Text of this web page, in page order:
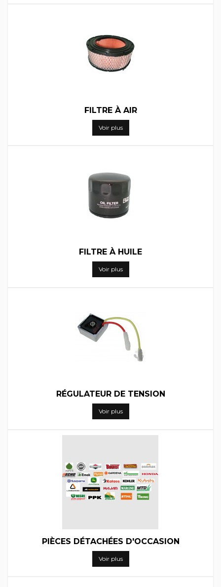
FILTRE À AIR
Voir plus
FILTRE À HUILE
Voir plus
RÉGULATEUR DE TENSION
Voir plus
PIÈCES DÉTACHÉES D'OCCASION
Voir plus